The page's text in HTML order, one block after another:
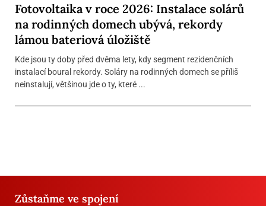
Fotovoltaika v roce 2026: Instalace solárů
na rodinných domech ubývá, rekordy
lámou bateriová úložiště
Kde jsou ty doby před dvěma lety, kdy segment rezidenčních
instalací boural rekordy. Soláry na rodinných domech se příliš
neinstalují, většinou jde o ty, které ...
Zůstaňme ve spojení